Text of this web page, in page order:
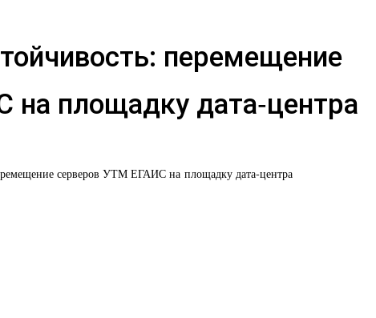
перемещение
площадку дата‑центра
серверов УТМ ЕГАИС на площадку дата‑центра